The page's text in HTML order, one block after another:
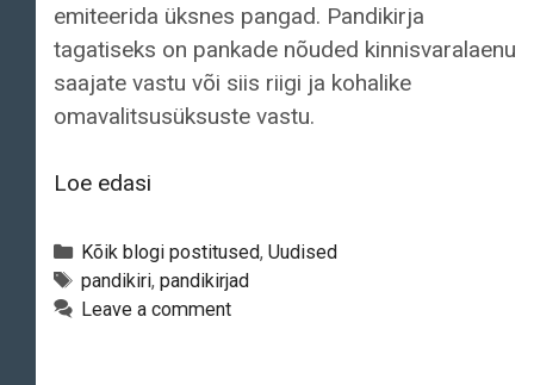
emiteerida üksnes pangad. Pandikirja
tagatiseks on pankade nõuded kinnisvaralaenu
saajate vastu või siis riigi ja kohalike
omavalitsusüksuste vastu.
Loe edasi
võimaluse
emiteerida
pandikirju
Categories
Kõik blogi postitused, Uudised
Tags
pandikiri, pandikirjad
Leave a comment